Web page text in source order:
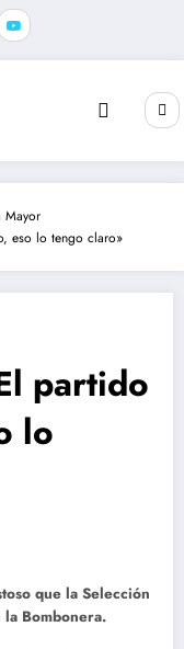
Mayor
eso lo tengo claro»
partido
lo
que la Selección
Bombonera.